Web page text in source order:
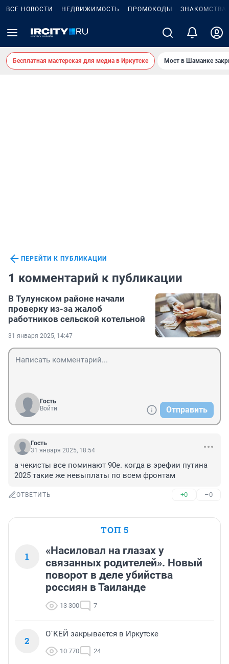
ВСЕ НОВОСТИ НЕДВИЖИМОСТЬ ПРОМОКОДЫ ЗНАКОМСТВА
Бесплатная мастерская для медиа в Иркутске Мост в Шаманке
ПЕРЕЙТИ К ПУБЛИКАЦИИ
1 комментарий к публикации
В Тулунском районе начали
проверку из-за жалоб
работников сельской котельной
31 января 2025, 14:47
Гость
Войти
Отправить
Гость
31 января 2025, 18:54
а чекисты все поминают 90е. когда в эрефии путина
2025 такие же невыплаты по всем фронтам
ОТВЕТИТЬ +0 –0
ТОП 5
1
«Насиловал на глазах у
связанных родителей». Новый
поворот в деле убийства
россиян в Таиланде
13 300 7
2
О`КЕЙ закрывается в Иркутске
10 770 24